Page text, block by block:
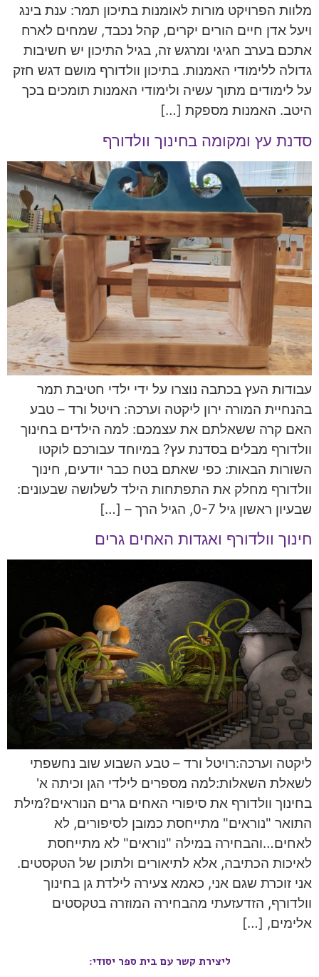
מלוות הפרויקט מורות לאומנות בתיכון תמר: ענת בינג
ויעל אדן חיים הורים יקרים, קהל נכבד, שמחים לארח
אתכם בערב חגיגי ומרגש זה, בגיל התיכון יש חשיבות
גדולה ללימודי האמנות. בתיכון וולדורף מושם דגש חזק
על לימודים מתוך עשיה ולימודי האמנות תומכים בכך
היטב. האמנות מספקת […]
סדנת עץ ומקומה בחינוך וולדורף
עבודות העץ בכתבה נוצרו על ידי ילדי חטיבת תמר
בהנחיית המורה ירון ליקטה וערכה: רויטל ורד – טבע
האם קרה ששאלתם את עצמכם: למה הילדים בחינוך
וולדורף מבלים בסדנת עץ? במיוחד עבורכם לוקטו
השורות הבאות: כפי שאתם בטח כבר יודעים, חינוך
וולדורף מחלק את התפתחות הילד לשלושה שבעונים:
שבעיון ראשון גיל 0-7, הגיל הרך – […]
חינוך וולדורף ואגדות האחים גרים
ליקטה וערכה:רויטל ורד – טבע השבוע שוב נחשפתי
לשאלת השאלות:למה מספרים לילדי הגן וכיתה א'
בחינוך וולדורף את סיפורי האחים גרים הנוראים?מילת
התואר "נוראים" מתייחסת כמובן לסיפורים, לא
לאחים…והבחירה במילה "נוראים" לא מתייחסת
לאיכות הכתיבה, אלא לתיאורים ולתוכן של הטקסטים.
אני זוכרת שגם אני, כאמא צעירה לילדת גן בחינוך
וולדורף, הזדעזעתי מהבחירה המוזרה בטקסטים
אלימים, […]
ליצירת קשר עם בית ספר יסודי: